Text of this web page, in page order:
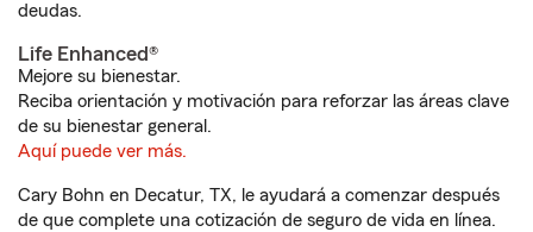
deudas.
Life Enhanced®
Mejore su bienestar.
Reciba orientación y motivación para reforzar las áreas clave
de su bienestar general.
Aquí puede ver más.
Cary Bohn en Decatur, TX, le ayudará a comenzar después
de que complete una cotización de seguro de vida en línea.